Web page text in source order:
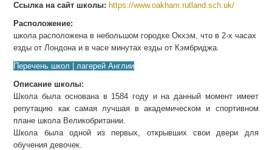
Ссылка на сайт школы: https://www.oakham.rutland.sch.uk/
Расположение:
школа расположена в небольшом городке Окхэм, что в 2-х часах
езды от Лондона и в часе минутах езды от Кэмбриджа.
Перечень школ | лагерей Англии
Описание школы:
Школа была основана в 1584 году и на данный момент имеет
репутацию как самая лучшая в академическом и спортивном
плане школа Великобритании.
Школа была одной из первых, открывших свои двери для
обучения девочек.